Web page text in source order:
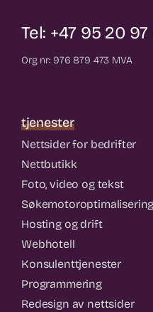
Tel: +47 95 20
Org nr: 976 879 473 MVA
tjenester
Nettsider for bedrifter
Nettbutikk
Foto, video og tekst
Søkemotoroptimalisering
Hosting og drift
Webhotell
Konsulenttjenester
Programmering
Redesign av nettsider